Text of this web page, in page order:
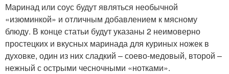
Маринад или соус будут являться необычной
«изюминкой» и отличным добавлением к мясному
блюду. В конце статьи будут указаны 2 неимоверно
простецких и вкусных маринада для куриных ножек в
духовке, один из них сладкий – соево-медовый, второй –
нежный с острыми чесночными «нотками».